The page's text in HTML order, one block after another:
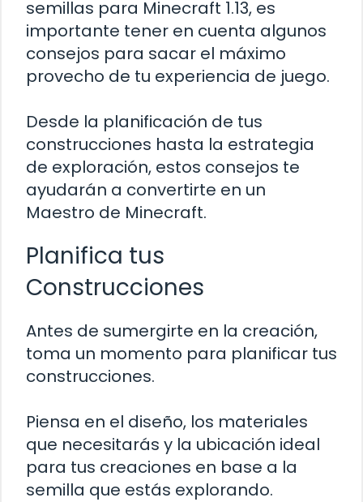
semillas para Minecraft 1.13, es
importante tener en cuenta algunos
consejos para sacar el máximo
provecho de tu experiencia de juego.
Desde la planificación de tus
construcciones hasta la estrategia
de exploración, estos consejos te
ayudarán a convertirte en un
Maestro de Minecraft.
Planifica tus
Construcciones
Antes de sumergirte en la creación,
toma un momento para planificar tus
construcciones.
Piensa en el diseño, los materiales
que necesitarás y la ubicación ideal
para tus creaciones en base a la
semilla que estás explorando.